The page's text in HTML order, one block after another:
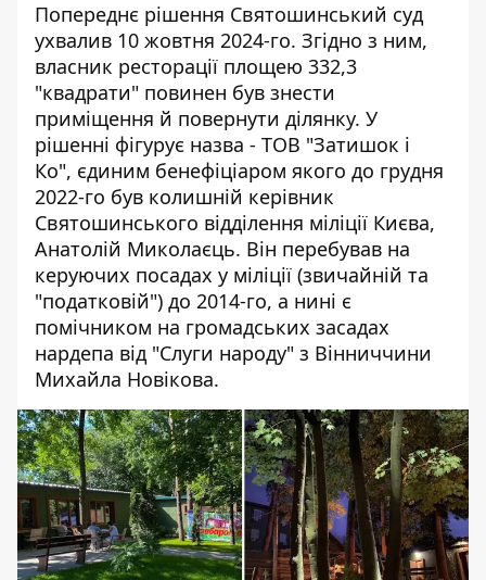
Попереднє рішення Святошинський суд
ухвалив 10 жовтня 2024-го. Згідно з ним,
власник ресторації площею 332,3
"квадрати" повинен був знести
приміщення й повернути ділянку. У
рішенні фігурує назва - ТОВ "Затишок і
Ко", єдиним бенефіціаром якого до грудня
2022-го був колишній керівник
Святошинського відділення міліції Києва,
Анатолій Миколаєць. Він перебував на
керуючих посадах у міліції (звичайній та
"податковій") до 2014-го, а нині є
помічником на громадських засадах
нардепа від "Слуги народу" з Вінниччини
Михайла Новікова.